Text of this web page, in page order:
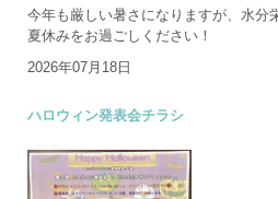
今年も厳しい暑さになりますが、水分
夏休みをお過ごしください！
2026年07月18日
ハロウィン発表会チラシ